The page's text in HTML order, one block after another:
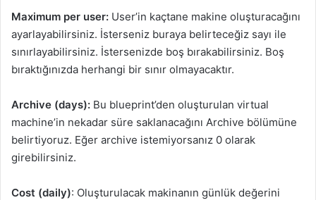
Maximum per user: User’in kaçtane makine oluşturacağını
ayarlayabilirsiniz. İsterseniz buraya belirteceğiz sayı ile
sınırlayabilirsiniz. İstersenizde boş bırakabilirsiniz. Boş
bıraktığınızda herhangi bir sınır olmayacaktır.
Archive (days): Bu blueprint’den oluşturulan virtual
machine’in nekadar süre saklanacağını Archive bölümüne
belirtiyoruz. Eğer archive istemiyorsanız 0 olarak
girebilirsiniz.
Cost (daily): Oluşturulacak makinanın günlük değerini